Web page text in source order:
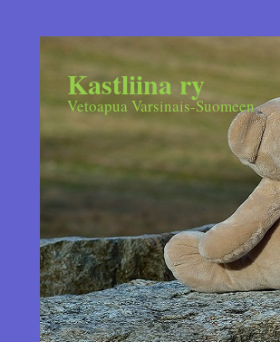
Kastliina ry
Vetoapua Varsinais-Suomeen